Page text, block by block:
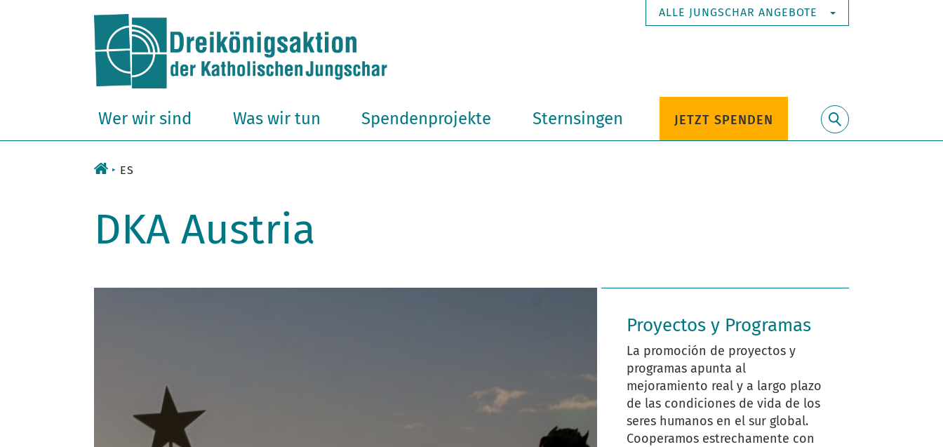
ALLE JUNGSCHAR ANGEBOTE
Wer wir sind Was wir tun Spendenprojekte Sternsingen JETZT SPENDEN
ES
DKA Austria
Proyectos y Programas
La promoción de proyectos y
programas apunta al
mejoramiento real y a largo plazo
de las condiciones de vida de los
seres humanos en el sur global.
Cooperamos estrechamente con